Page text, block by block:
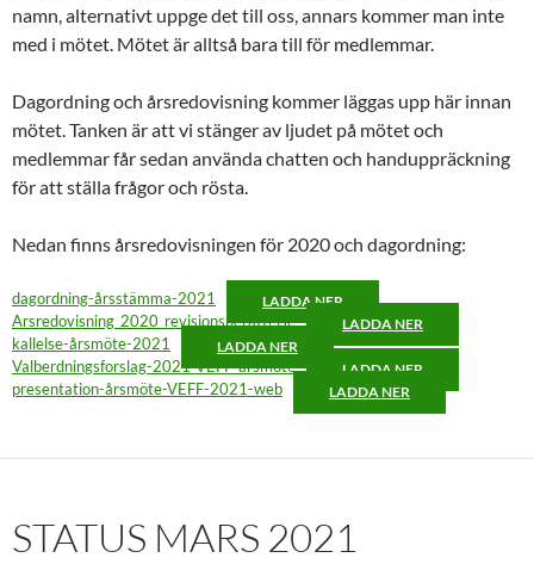
namn, alternativt uppge det till oss, annars kommer man inte
med i mötet. Mötet är alltså bara till för medlemmar.
Dagordning och årsredovisning kommer läggas upp här innan
mötet. Tanken är att vi stänger av ljudet på mötet och
medlemmar får sedan använda chatten och handuppräckning
för att ställa frågor och rösta.
Nedan finns årsredovisningen för 2020 och dagordning:
dagordning-årsstämma-2021 LADDA NER
Arsredovisning_2020_revisionsberattelse LADDA NER
kallelse-årsmöte-2021 LADDA NER
Valberdningsforslag-2021-VEFF-arsmote LADDA NER
presentation-årsmöte-VEFF-2021-web LADDA NER
STATUS MARS 2021